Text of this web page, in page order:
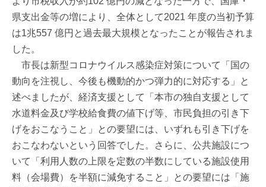
県支出金等の増により、全体として2021 年度の当初予算
は1兆557 億円と過去最大規模となったことが報告されま
した。
市長は新型コロナウイルス感染症対策について「国の
動向を注視し、今後も機動的かつ弾力的に対応する」と
述べましたが、経済支援として「本市の独自支援として
水道料金及び学校給食費の値下げ等、市民負担の引き下
げをおこなうこと」との要望には、いずれも引き下げを
おこなわないという回答でした。さらに、公共施設につ
いて「利用人数の上限を定数の半数にしている施設使用
料（会場費）を半額に減免すること」との要望には「施